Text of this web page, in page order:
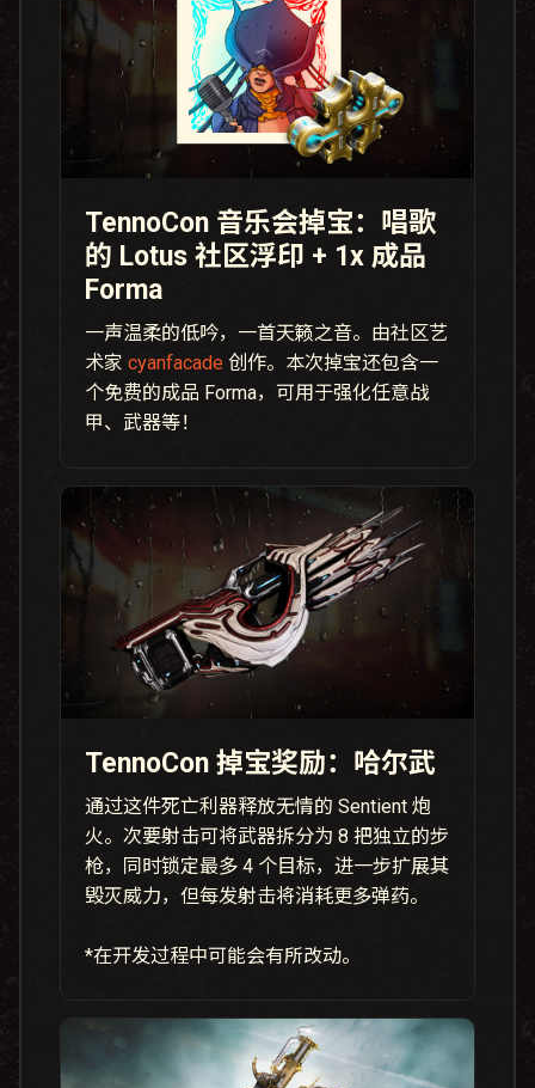
TennoCon 音乐会掉宝：唱歌
的 Lotus 社区浮印 + 1x 成品
Forma
一声温柔的低吟，一首天籁之音。由社区艺
术家 cyanfacade 创作。本次掉宝还包含一
个免费的成品 Forma，可用于强化任意战
甲、武器等！
TennoCon 掉宝奖励：哈尔武
通过这件死亡利器释放无情的 Sentient 炮
火。次要射击可将武器拆分为 8 把独立的步
枪，同时锁定最多 4 个目标，进一步扩展其
毁灭威力，但每发射击将消耗更多弹药。
*在开发过程中可能会有所改动。